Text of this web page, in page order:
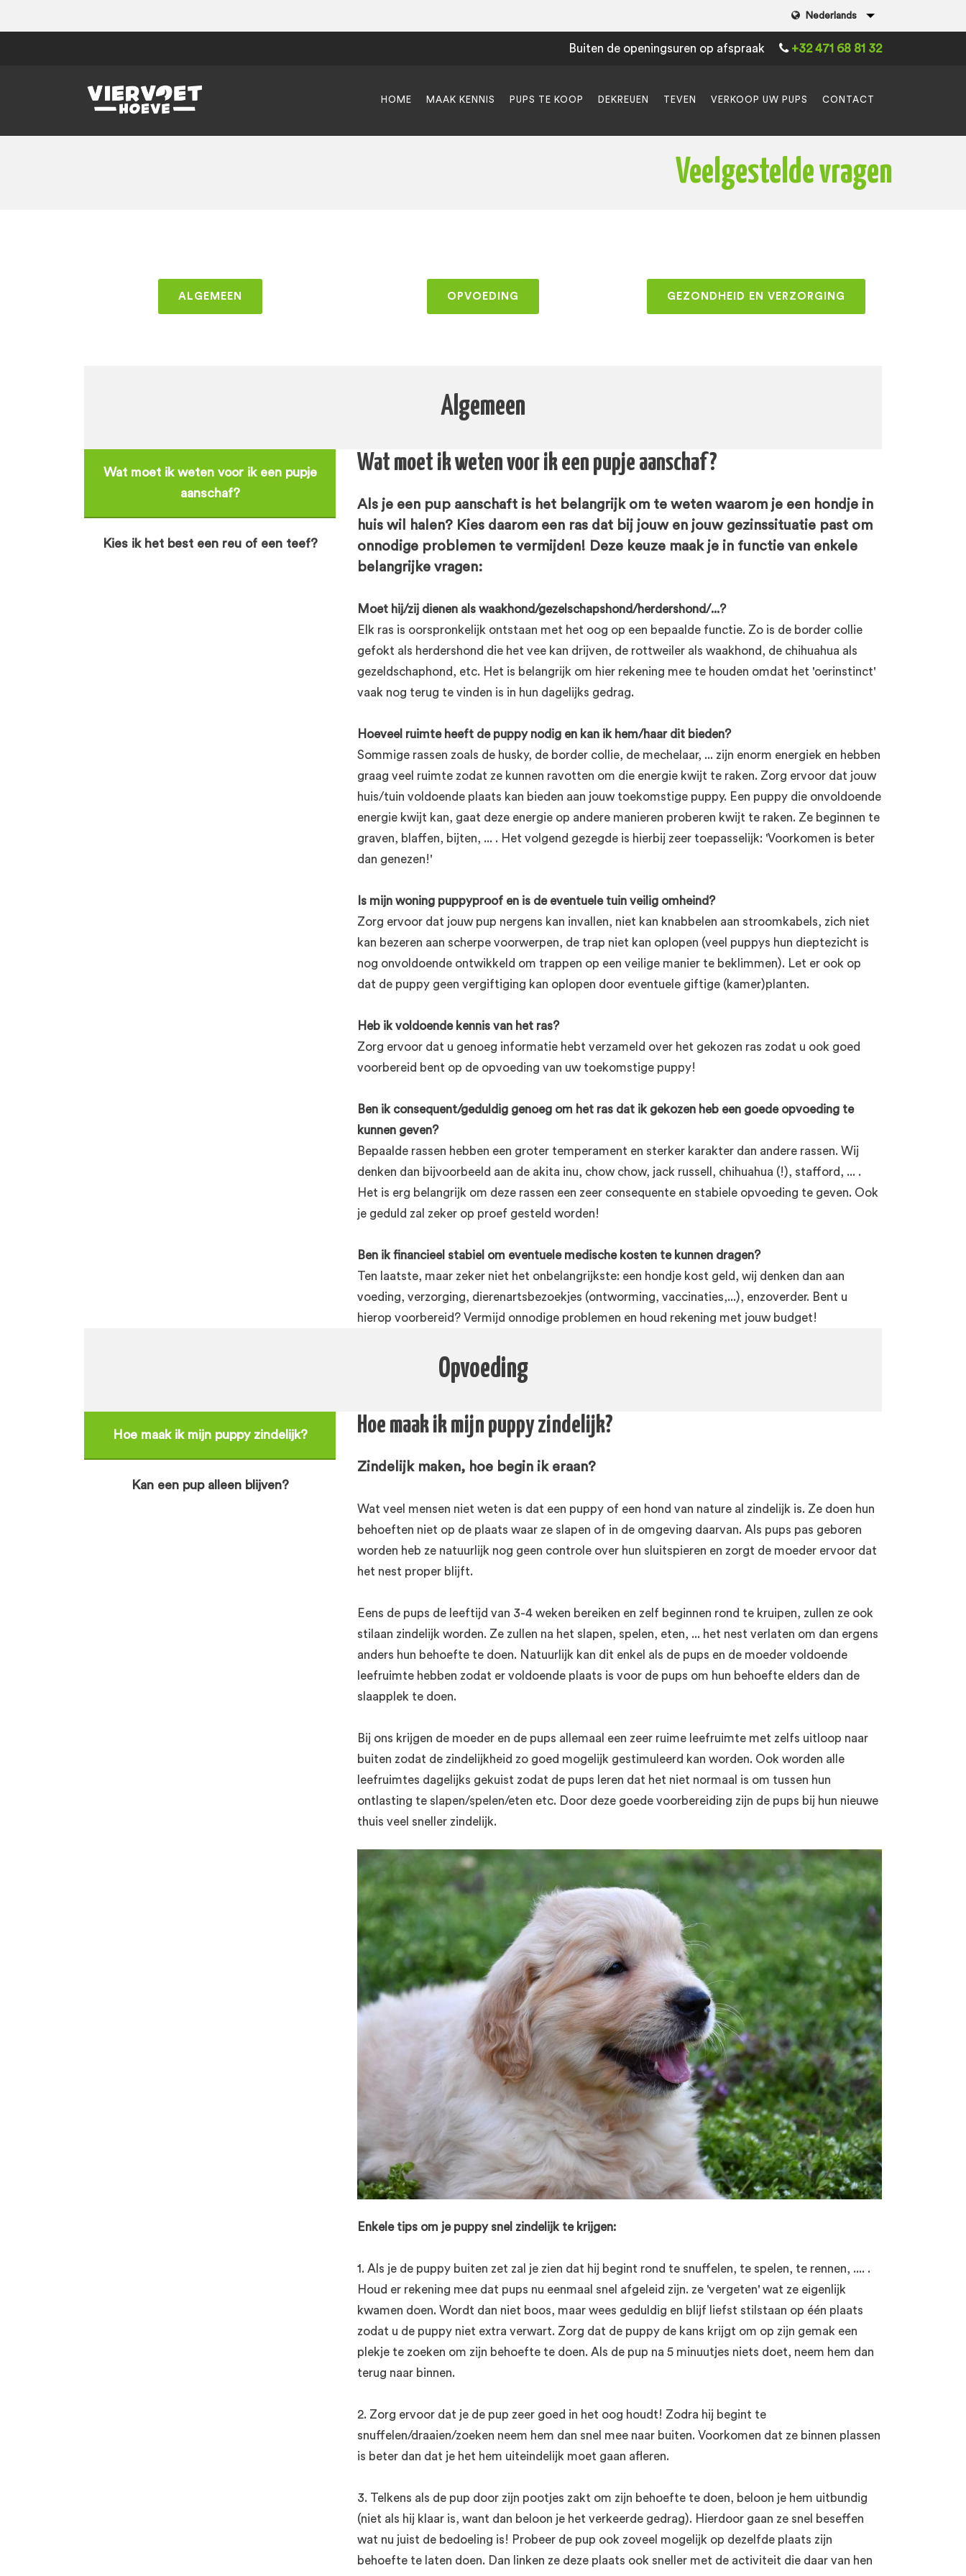
Nederlands
Buiten de openingsuren op afspraak +32 471 68 81 32
HOME MAAK KENNIS PUPS TE KOOP DEKREUEN TEVEN VERKOOP UW PUPS CONTACT
Veelgestelde vragen
ALGEMEEN OPVOEDING GEZONDHEID EN VERZORGING
Algemeen
Wat moet ik weten voor ik een pupje
aanschaf?
Kies ik het best een reu of een teef?
Wat moet ik weten voor ik een pupje aanschaf?
Als je een pup aanschaft is het belangrijk om te weten waarom je een hondje in
huis wil halen? Kies daarom een ras dat bij jouw en jouw gezinssituatie past om
onnodige problemen te vermijden! Deze keuze maak je in functie van enkele
belangrijke vragen:
Moet hij/zij dienen als waakhond/gezelschapshond/herdershond/...?
Elk ras is oorspronkelijk ontstaan met het oog op een bepaalde functie. Zo is de border collie
gefokt als herdershond die het vee kan drijven, de rottweiler als waakhond, de chihuahua als
gezeldschaphond, etc. Het is belangrijk om hier rekening mee te houden omdat het 'oerinstinct'
vaak nog terug te vinden is in hun dagelijks gedrag.
Hoeveel ruimte heeft de puppy nodig en kan ik hem/haar dit bieden?
Sommige rassen zoals de husky, de border collie, de mechelaar, ... zijn enorm energiek en hebben
graag veel ruimte zodat ze kunnen ravotten om die energie kwijt te raken. Zorg ervoor dat jouw
huis/tuin voldoende plaats kan bieden aan jouw toekomstige puppy. Een puppy die onvoldoende
energie kwijt kan, gaat deze energie op andere manieren proberen kwijt te raken. Ze beginnen te
graven, blaffen, bijten, ... . Het volgend gezegde is hierbij zeer toepasselijk: 'Voorkomen is beter
dan genezen!'
Is mijn woning puppyproof en is de eventuele tuin veilig omheind?
Zorg ervoor dat jouw pup nergens kan invallen, niet kan knabbelen aan stroomkabels, zich niet
kan bezeren aan scherpe voorwerpen, de trap niet kan oplopen (veel puppys hun dieptezicht is
nog onvoldoende ontwikkeld om trappen op een veilige manier te beklimmen). Let er ook op
dat de puppy geen vergiftiging kan oplopen door eventuele giftige (kamer)planten.
Heb ik voldoende kennis van het ras?
Zorg ervoor dat u genoeg informatie hebt verzameld over het gekozen ras zodat u ook goed
voorbereid bent op de opvoeding van uw toekomstige puppy!
Ben ik consequent/geduldig genoeg om het ras dat ik gekozen heb een goede opvoeding te
kunnen geven?
Bepaalde rassen hebben een groter temperament en sterker karakter dan andere rassen. Wij
denken dan bijvoorbeeld aan de akita inu, chow chow, jack russell, chihuahua (!), stafford, ... .
Het is erg belangrijk om deze rassen een zeer consequente en stabiele opvoeding te geven. Ook
je geduld zal zeker op proef gesteld worden!
Ben ik financieel stabiel om eventuele medische kosten te kunnen dragen?
Ten laatste, maar zeker niet het onbelangrijkste: een hondje kost geld, wij denken dan aan
voeding, verzorging, dierenartsbezoekjes (ontworming, vaccinaties,...), enzoverder. Bent u
hierop voorbereid? Vermijd onnodige problemen en houd rekening met jouw budget!
Opvoeding
Hoe maak ik mijn puppy zindelijk?
Kan een pup alleen blijven?
Hoe maak ik mijn puppy zindelijk?
Zindelijk maken, hoe begin ik eraan?
Wat veel mensen niet weten is dat een puppy of een hond van nature al zindelijk is. Ze doen hun
behoeften niet op de plaats waar ze slapen of in de omgeving daarvan. Als pups pas geboren
worden heb ze natuurlijk nog geen controle over hun sluitspieren en zorgt de moeder ervoor dat
het nest proper blijft.
Eens de pups de leeftijd van 3-4 weken bereiken en zelf beginnen rond te kruipen, zullen ze ook
stilaan zindelijk worden. Ze zullen na het slapen, spelen, eten, ... het nest verlaten om dan ergens
anders hun behoefte te doen. Natuurlijk kan dit enkel als de pups en de moeder voldoende
leefruimte hebben zodat er voldoende plaats is voor de pups om hun behoefte elders dan de
slaapplek te doen.
Bij ons krijgen de moeder en de pups allemaal een zeer ruime leefruimte met zelfs uitloop naar
buiten zodat de zindelijkheid zo goed mogelijk gestimuleerd kan worden. Ook worden alle
leefruimtes dagelijks gekuist zodat de pups leren dat het niet normaal is om tussen hun
ontlasting te slapen/spelen/eten etc. Door deze goede voorbereiding zijn de pups bij hun nieuwe
thuis veel sneller zindelijk.
Enkele tips om je puppy snel zindelijk te krijgen:
1. Als je de puppy buiten zet zal je zien dat hij begint rond te snuffelen, te spelen, te rennen, .... .
Houd er rekening mee dat pups nu eenmaal snel afgeleid zijn. ze 'vergeten' wat ze eigenlijk
kwamen doen. Wordt dan niet boos, maar wees geduldig en blijf liefst stilstaan op één plaats
zodat u de puppy niet extra verwart. Zorg dat de puppy de kans krijgt om op zijn gemak een
plekje te zoeken om zijn behoefte te doen. Als de pup na 5 minuutjes niets doet, neem hem dan
terug naar binnen.
2. Zorg ervoor dat je de pup zeer goed in het oog houdt! Zodra hij begint te
snuffelen/draaien/zoeken neem hem dan snel mee naar buiten. Voorkomen dat ze binnen plassen
is beter dan dat je het hem uiteindelijk moet gaan afleren.
3. Telkens als de pup door zijn pootjes zakt om zijn behoefte te doen, beloon je hem uitbundig
(niet als hij klaar is, want dan beloon je het verkeerde gedrag). Hierdoor gaan ze snel beseffen
wat nu juist de bedoeling is! Probeer de pup ook zoveel mogelijk op dezelfde plaats zijn
behoefte te laten doen. Dan linken ze deze plaats ook sneller met de activiteit die daar van hen